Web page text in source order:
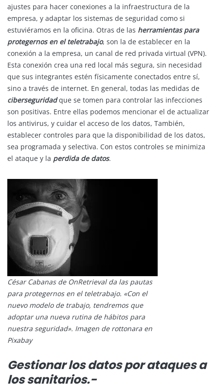
ajustes para hacer conexiones a la infraestructura de la
empresa, y adaptar los sistemas de seguridad como si
estuviéramos en la oficina. Otras de las herramientas para
protegernos en el teletrabajo, son la de establecer en la
conexión a la empresa, un canal de red privada virtual (VPN).
Esta conexión crea una red local más segura, sin necesidad
que sus integrantes estén físicamente conectados entre sí,
sino a través de internet. En general, todas las medidas de
ciberseguridadque se tomen para controlar las infecciones
son positivas. Entre ellas podemos mencionar el de actualizar
los antivirus, y cuidar el acceso de los datos, También,
establecer controles para que la disponibilidad de los datos,
sea programada y selectiva. Con estos controles se minimiza
el ataque y la perdida de datos.
César Cabanas de OnRetrieval da las pautas
para protegernos en el teletrabajo. «Con el
nuevo modelo de trabajo, tendremos que
adoptar una nueva rutina de hábitos para
nuestra seguridad». Imagen de rottonara en
Pixabay
Gestionar los datos por ataques a
los sanitarios.-